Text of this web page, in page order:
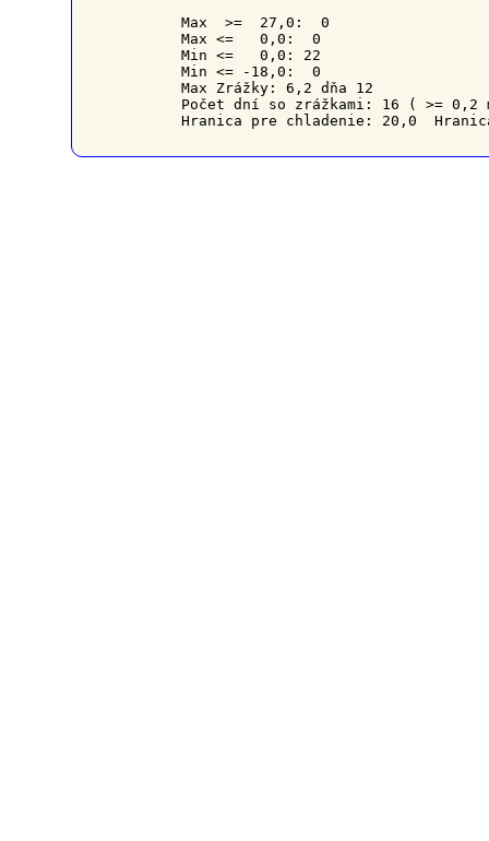
Max  >=  27,0:  0
Max <=   0,0:  0
Min <=   0,0: 22
Min <= -18,0:  0
Max Zrážky: 6,2 dňa 12
Počet dní so zrážkami: 16 ( >= 0,2